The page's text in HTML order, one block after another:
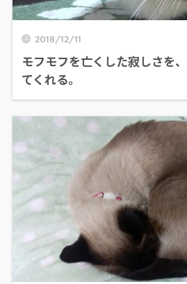
2018/12/11
モフモフを亡くした寂しさを
てくれる。